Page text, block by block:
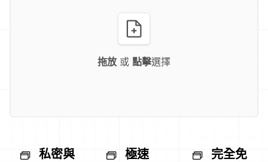
拖放 或 點擊選擇
私密與
極速
完全免